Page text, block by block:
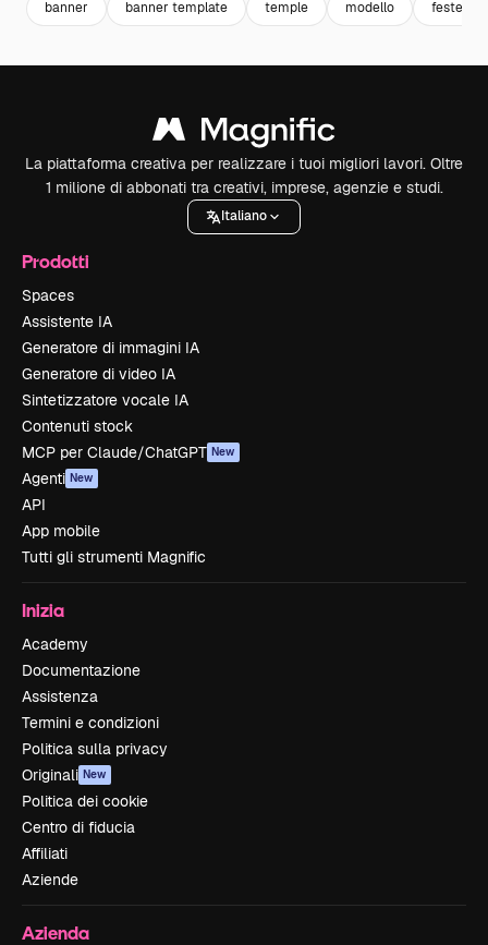
banner banner template temple modello
La piattaforma creativa per realizzare i tuoi migliori lavori. Oltre
1 milione di abbonati tra creativi, imprese, agenzie e studi.
Italiano
Prodotti
Spaces
Assistente IA
Generatore di immagini IA
Generatore di video IA
Sintetizzatore vocale IA
Contenuti stock
MCP per Claude/ChatGPT New
Agenti New
API
App mobile
Tutti gli strumenti Magnific
Inizia
Academy
Documentazione
Assistenza
Termini e condizioni
Politica sulla privacy
Originali New
Politica dei cookie
Centro di fiducia
Affiliati
Aziende
Azienda